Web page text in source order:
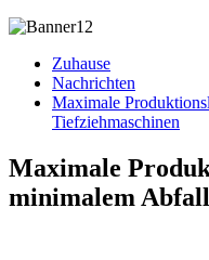
Zuhause
Nachrichten
Maximale
Tiefziehmaschinen
Maximale
minimalem